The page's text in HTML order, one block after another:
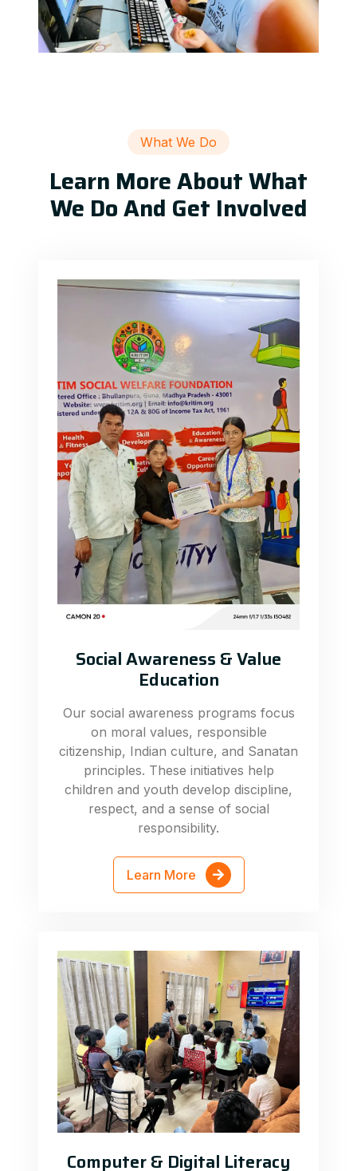
What We Do
Learn More About What
We Do And Get Involved
Social Awareness & Value
Education
Our social awareness programs focus
on moral values, responsible
citizenship, Indian culture, and Sanatan
principles. These initiatives help
children and youth develop discipline,
respect, and a sense of social
responsibility.
Learn More
Computer & Digital Literacy